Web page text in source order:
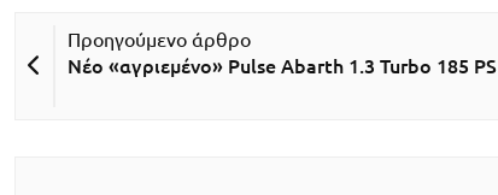
Νέο «αγριεμένο» Pulse Abarth 1.3 Turbo 185 PS